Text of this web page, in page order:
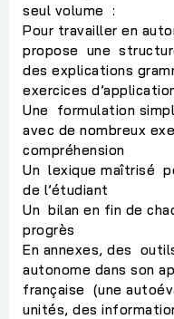
seul volume :
Pour travailler en
propose une
des explications
exercices
Une formulation
avec de nombreux
compréhension
Un lexique maîtrisé
de l’étudiant
Un bilan en fin de
progrès
En annexes, des
autonome dans son
française (une
unités, des